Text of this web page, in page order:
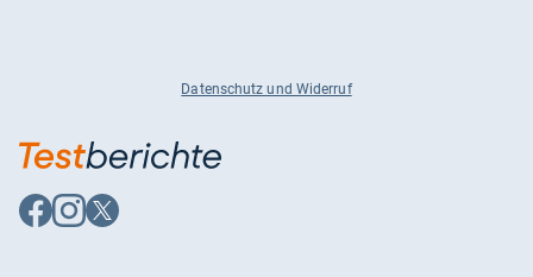
Datenschutz und Widerruf
Auf
Facebook
Auf
Instagram
Auf
X